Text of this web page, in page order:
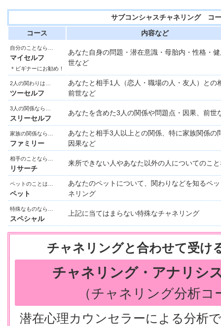
サブコンシャスチャネリング コ
コース
内容など
自分のことなら…
マイセルフ
＊ビギナーにお勧め！
あなた自身の問題・潜在意識・母胎内・性格・
世など
2人の関わりは…
ツーセルフ
あなたと相手1人（恋人・職場の人・友人）との
前世など
3人の関係なら…
スリーセルフ
あなたを含めた3人の関係や問題点・因果、前世
家族の関係なら…
ファミリー
あなたと相手3人以上との関係、特に家族関係の
因果など
相手のことなら…
リサーチ
来所できない人やあなた以外の人についてのこ
ペットのことは…
ペット
あなたのペットについて、関わりなどを知るペ
ネリング
特殊なものなら…
スペシャル
上記に当てはまらない特殊なチャネリング
チャネリングと合わせて受け
チャネリング・アナリシ
（チャネリング分析コ
潜在心理カウンセラーによる分析